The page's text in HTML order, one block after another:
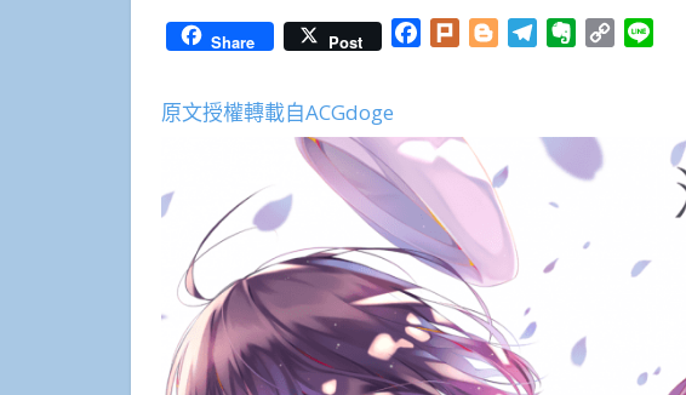
Share Post Facebook
Plurk BloggerTelegramEvernote
Copy
原文授權轉載自ACGdoge